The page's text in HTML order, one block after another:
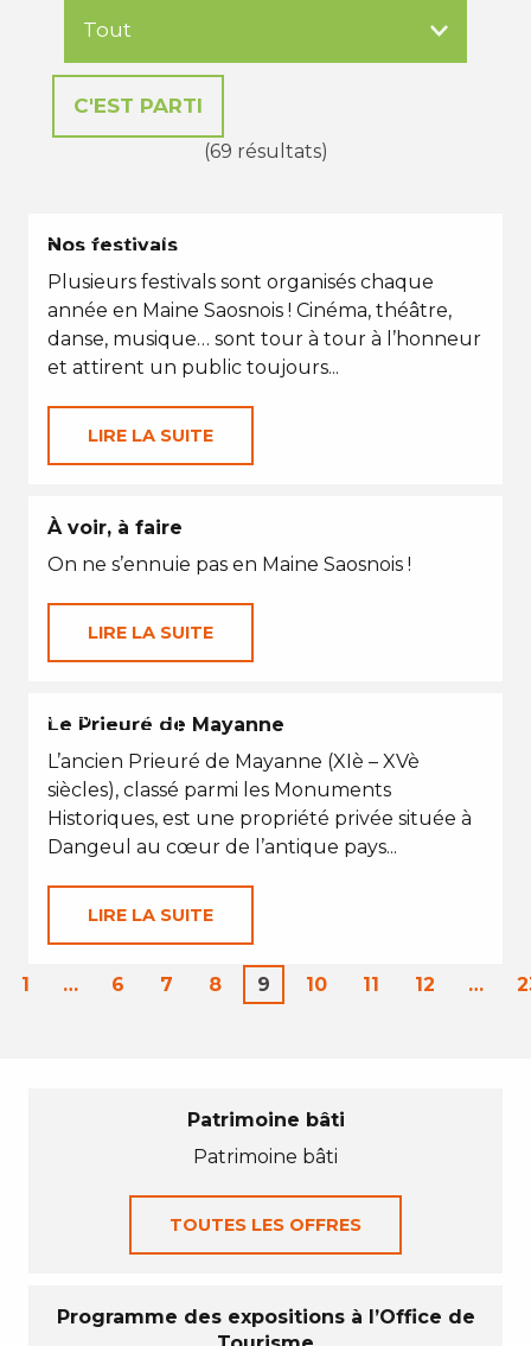
(69 résultats)
EN TOUTES SAISONS
Nos festivals
Plusieurs festivals sont organisés chaque
année en Maine Saosnois ! Cinéma, théâtre,
danse, musique… sont tour à tour à l’honneur
et attirent un public toujours...
LIRE LA SUITE
À voir, à faire
On ne s’ennuie pas en Maine Saosnois !
LIRE LA SUITE
VACANCES D'ÉTÉ
Le Prieuré de Mayanne
L’ancien Prieuré de Mayanne (XIè – XVè
siècles), classé parmi les Monuments
Historiques, est une propriété privée située à
Dangeul au cœur de l’antique pays...
LIRE LA SUITE
1 … 6 7 8 9 10 11 12 …
Patrimoine bâti
Patrimoine bâti
TOUTES LES OFFRES
Programme des expositions à l’Office de